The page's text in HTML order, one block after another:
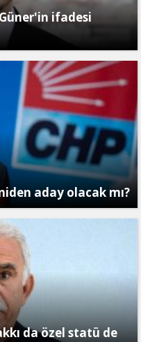
ifadesi
aday olacak mı?
da özel statü de